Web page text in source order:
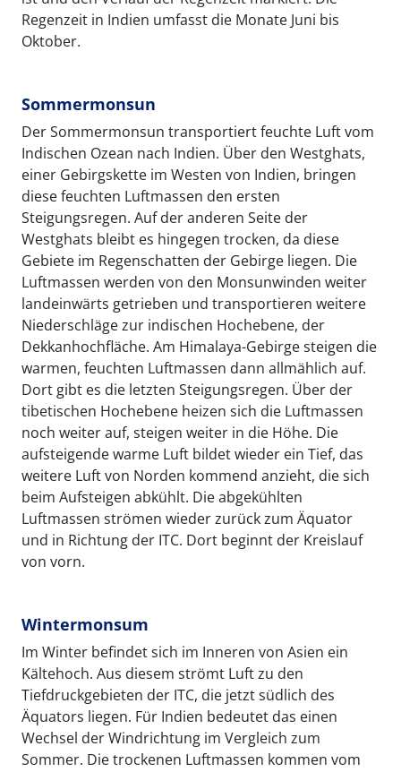
Regenzeit in Indien umfasst die Monate Juni bis
Oktober.
Sommermonsun
Der Sommermonsun transportiert feuchte Luft vom
Indischen Ozean nach Indien. Über den Westghats,
einer Gebirgskette im Westen von Indien, bringen
diese feuchten Luftmassen den ersten
Steigungsregen. Auf der anderen Seite der
Westghats bleibt es hingegen trocken, da diese
Gebiete im Regenschatten der Gebirge liegen. Die
Luftmassen werden von den Monsunwinden weiter
landeinwärts getrieben und transportieren weitere
Niederschläge zur indischen Hochebene, der
Dekkanhochfläche. Am Himalaya-Gebirge steigen die
warmen, feuchten Luftmassen dann allmählich auf.
Dort gibt es die letzten Steigungsregen. Über der
tibetischen Hochebene heizen sich die Luftmassen
noch weiter auf, steigen weiter in die Höhe. Die
aufsteigende warme Luft bildet wieder ein Tief, das
weitere Luft von Norden kommend anzieht, die sich
beim Aufsteigen abkühlt. Die abgekühlten
Luftmassen strömen wieder zurück zum Äquator
und in Richtung der ITC. Dort beginnt der Kreislauf
von vorn.
Wintermonsum
Im Winter befindet sich im Inneren von Asien ein
Kältehoch. Aus diesem strömt Luft zu den
Tiefdruckgebieten der ITC, die jetzt südlich des
Äquators liegen. Für Indien bedeutet das einen
Wechsel der Windrichtung im Vergleich zum
Sommer. Die trockenen Luftmassen kommen vom